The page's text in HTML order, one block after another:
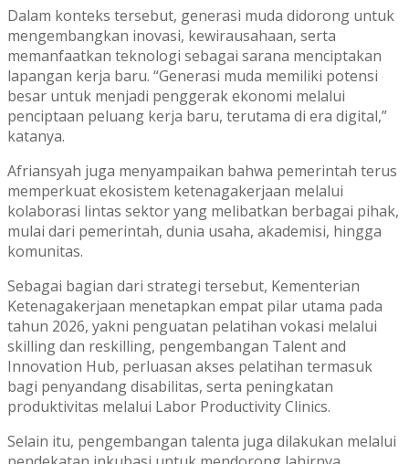
Dalam konteks tersebut, generasi muda didorong untuk
mengembangkan inovasi, kewirausahaan, serta
memanfaatkan teknologi sebagai sarana menciptakan
lapangan kerja baru. “Generasi muda memiliki potensi
besar untuk menjadi penggerak ekonomi melalui
penciptaan peluang kerja baru, terutama di era digital,”
katanya.
Afriansyah juga menyampaikan bahwa pemerintah terus
memperkuat ekosistem ketenagakerjaan melalui
kolaborasi lintas sektor yang melibatkan berbagai pihak,
mulai dari pemerintah, dunia usaha, akademisi, hingga
komunitas.
Sebagai bagian dari strategi tersebut, Kementerian
Ketenagakerjaan menetapkan empat pilar utama pada
tahun 2026, yakni penguatan pelatihan vokasi melalui
skilling dan reskilling, pengembangan Talent and
Innovation Hub, perluasan akses pelatihan termasuk
bagi penyandang disabilitas, serta peningkatan
produktivitas melalui Labor Productivity Clinics.
Selain itu, pengembangan talenta juga dilakukan melalui